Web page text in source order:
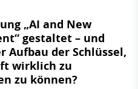
„AI and New
gestaltet – und
Aufbau der Schlüssel,
wirklich zu
zu können?